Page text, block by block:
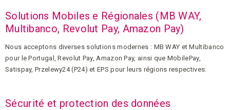
Solutions Mobiles e Régionales (MB WAY,
Multibanco, Revolut Pay, Amazon Pay)
Nous acceptons diverses solutions modernes : MB WAY et Multibanco
pour le Portugal, Revolut Pay, Amazon Pay, ainsi que MobilePay,
Satispay, Przelewy24 (P24) et EPS pour leurs régions respectives.
Sécurité et protection des données